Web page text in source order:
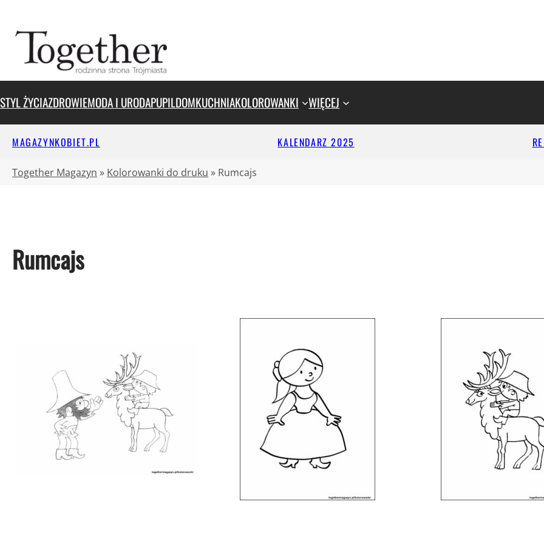
treści
STYL ŻYCIAZDROWIEMODA I URODAPUPILDOMKUCHNIAKOLOROWANKI WIĘCEJ
MAGAZYNKOBIET.PL KALENDARZ 2025
Together Magazyn » Kolorowanki do druku » Rumcajs
Rumcajs